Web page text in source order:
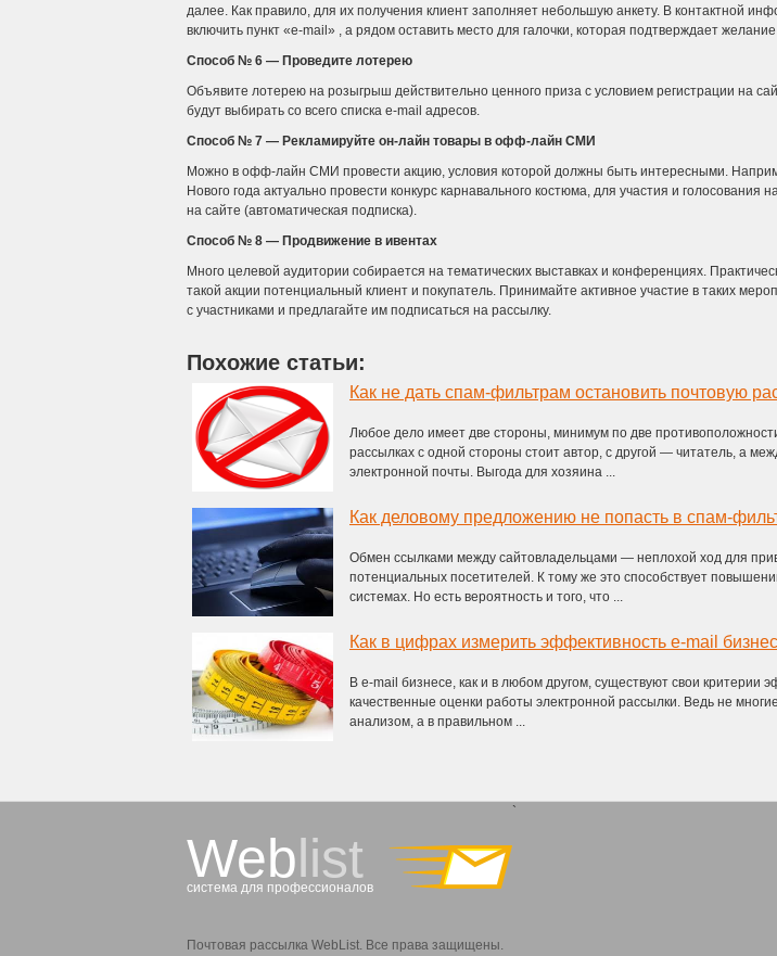
далее. Как правило, для их получения клиент заполняет небольшую анкету. В контактной
включить пункт «e-mail» , а рядом оставить место для галочки, которая подтверждает
Способ № 6 — Проведите лотерею
Объявите лотерею на розыгрыш действительно ценного приза с условием регистрации на
будут выбирать со всего списка e-mail адресов.
Способ № 7 — Рекламируйте он-лайн товары в офф-лайн СМИ
Можно в офф-лайн СМИ провести акцию, условия которой должны быть интересными.
Нового года актуально провести конкурс карнавального костюма, для участия и голосования
на сайте (автоматическая подписка).
Способ № 8 — Продвижение в ивентах
Много целевой аудитории собирается на тематических выставках и конференциях.
такой акции потенциальный клиент и покупатель. Принимайте активное участие в таких
с участниками и предлагайте им подписаться на рассылку.
Похожие статьи:
Как не дать спам-фильтрам остановить почтовую
Любое дело имеет две стороны, минимум по две
рассылках с одной стороны стоит автор, с другой — читатель, а
электронной почты. Выгода для хозяина ...
Как деловому предложению не попасть в спам-
Обмен ссылками между сайтовладельцами — неплохой ход для
потенциальных посетителей. К тому же это способствует
системах. Но есть вероятность и того, что ...
Как в цифрах измерить эффективность е-mail
В е-mail бизнесе, как и в любом другом, существуют свои критерии
качественные оценки работы электронной рассылки. Ведь не
анализом, а в правильном ...
Weblist
система для профессионалов
`
Почтовая рассылка WebList. Все права защищены.